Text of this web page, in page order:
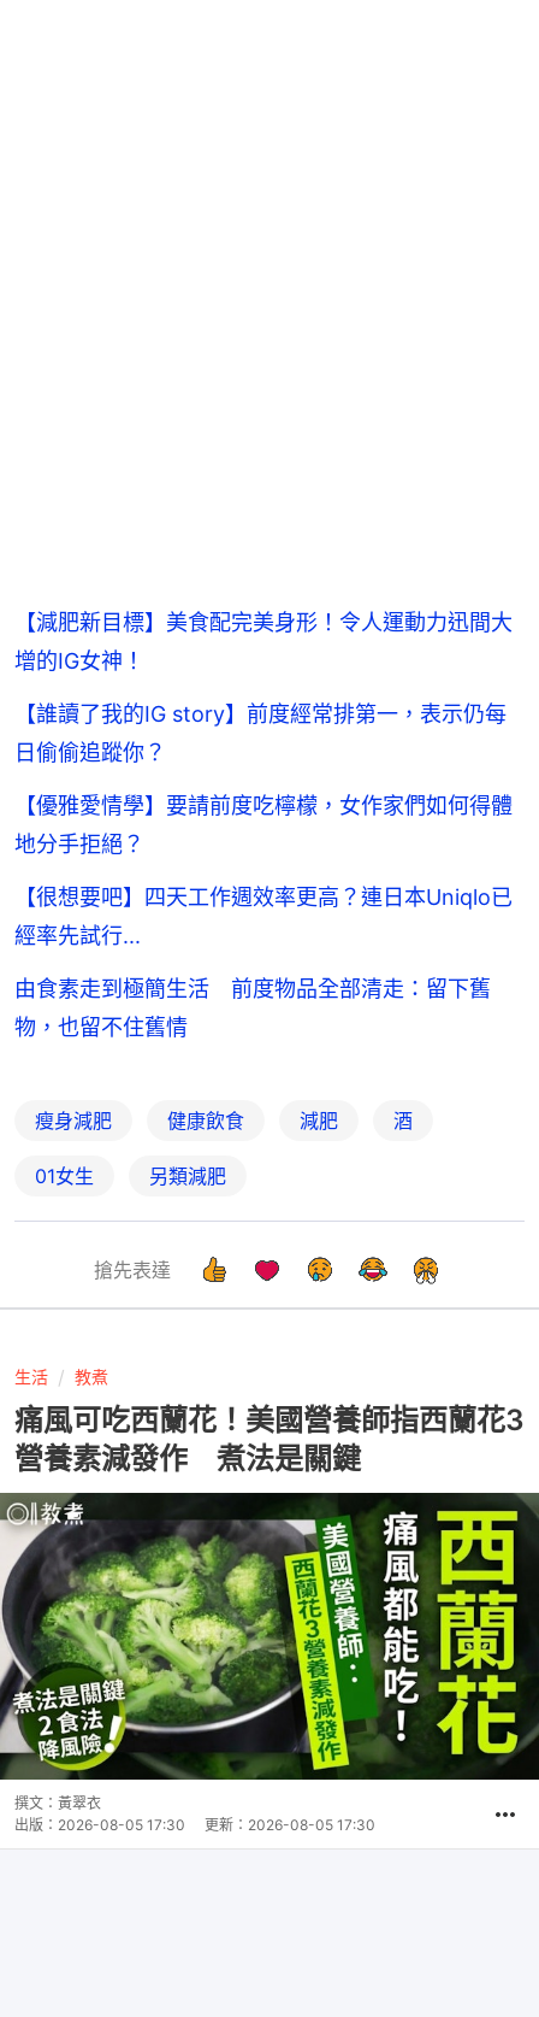
【減肥新目標】美食配完美身形！令人運動力迅間大
增的IG女神！
【誰讀了我的IG story】前度經常排第一，表示仍每
日偷偷追蹤你？
【優雅愛情學】要請前度吃檸檬，女作家們如何得體
地分手拒絕？
【很想要吧】四天工作週效率更高？連日本Uniqlo已
經率先試行...
由食素走到極簡生活 前度物品全部清走：留下舊
物，也留不住舊情
瘦身減肥 健康飲食 減肥 酒
01女生 另類減肥
搶先表達
生活 教煮
痛風可吃西蘭花！美國營養師指西蘭花3
營養素減發作 煮法是關鍵
撰文： 黃翠衣
出版： 2026-08-05 17:30 更新： 2026-08-05 17:30